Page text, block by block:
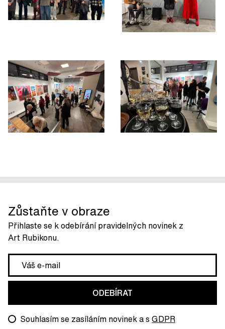
Zůstaňte v obraze
Přihlaste se k odebírání pravidelných novinek z
Art Rubikonu.
ODEBÍRAT
Souhlasím se zasíláním novinek a s GDPR